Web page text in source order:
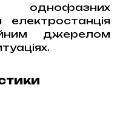
однофазних
джерелом